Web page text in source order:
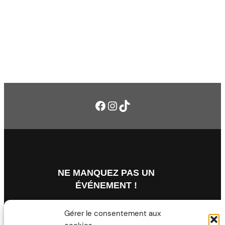
Gérer le consentement aux
Facebook
Instagram
TikTok
NE MANQUEZ PAS UN
ÉVÉNEMENT !